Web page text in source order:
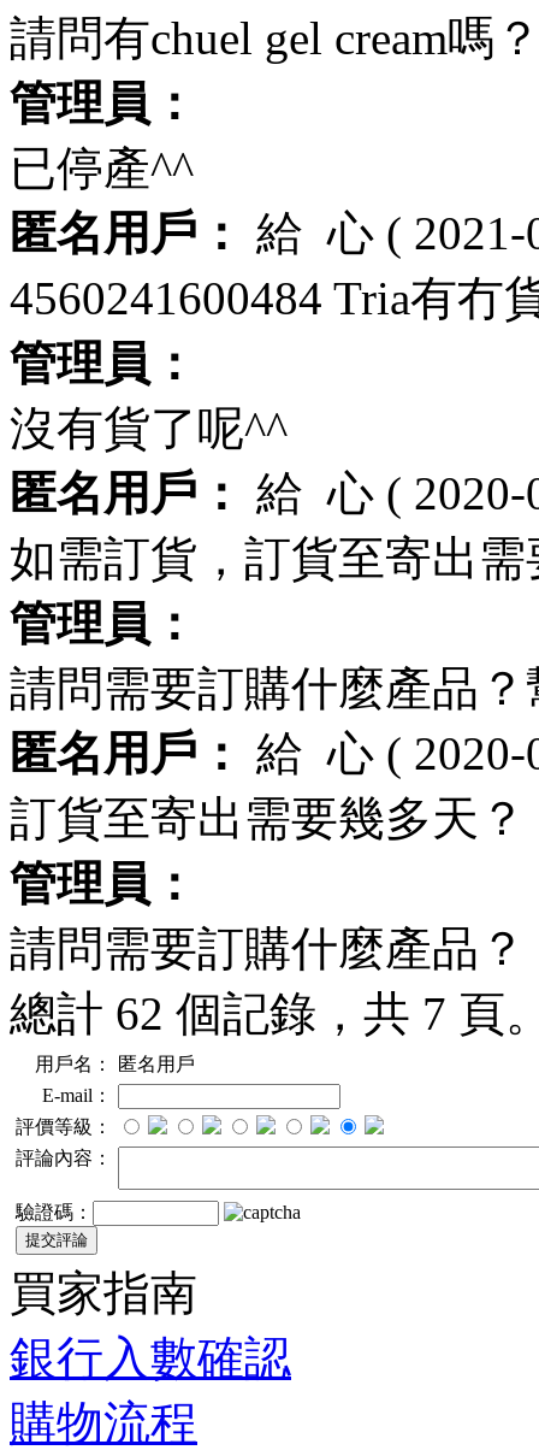
請問有chuel gel cream嗎
管理員：
已停產^^
匿名用戶： 給 心 ( 2021-
4560241600484 Tria有冇
管理員：
沒有貨了呢^^
匿名用戶： 給 心 ( 2020-
如需訂貨，訂貨至寄出
管理員：
請問需要訂購什麼產品
匿名用戶： 給 心 ( 2020-
訂貨至寄出需要幾多天？
管理員：
請問需要訂購什麼產品？
總計 62 個記錄，共 7 頁
用戶名：
匿名用戶
E-mail：
評價等級：
評論內容：
驗證碼：
買家指南
銀行入數確認
購物流程